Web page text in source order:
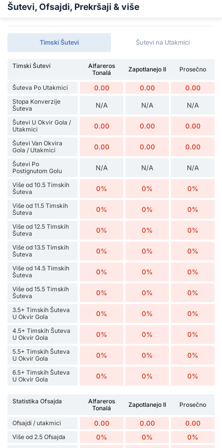
Šutevi, Ofsajdi, Prekršaji & više
Timski Šutevi Šutevi na Utakmici
Timski Šutevi
Alfareros
Tonalá
Zapotlanejo II Prosečno
Šuteva Po Utakmici 0.00 0.00 0.00
Stopa Konverzije
Šuteva
N/A N/A N/A
Šutevi U Okvir Gola /
Utakmici
0.00 0.00 0.00
Šutevi Van Okvira
Gola / Utakmici
0.00 0.00 0.00
Šutevi Po
Postignutom Golu
N/A N/A N/A
Više od 10.5 Timskih
Šuteva
0% 0% 0%
Više od 11.5 Timskih
Šuteva
0% 0% 0%
Više od 12.5 Timskih
Šuteva
0% 0% 0%
Više od 13.5 Timskih
Šuteva
0% 0% 0%
Više od 14.5 Timskih
Šuteva
0% 0% 0%
Više od 15.5 Timskih
Šuteva
0% 0% 0%
3.5+ Timskih Šuteva
U Okvir Gola
0% 0% 0%
4.5+ Timskih Šuteva
U Okvir Gola
0% 0% 0%
5.5+ Timskih Šuteva
U Okvir Gola
0% 0% 0%
6.5+ Timskih Šuteva
U Okvir Gola
0% 0% 0%
Statistika Ofsajda
Alfareros
Tonalá
Zapotlanejo II Prosečno
Ofsajdi / utakmici 0.00 0.00 0.00
Više od 2.5 Ofsajda 0% 0% 0%